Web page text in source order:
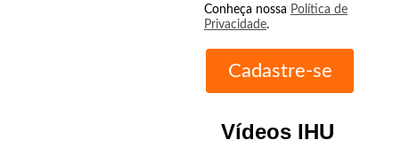
Conheça nossa Política de
Privacidade.
Vídeos IHU